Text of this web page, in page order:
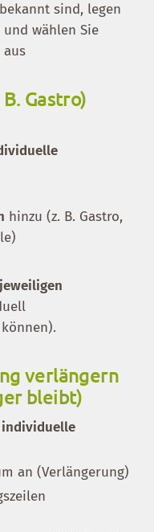
sind, legen
und wählen Sie
aus
Gastro)
hinzu (z. B. Gastro,
verlängern
bleibt)
individuelle
an (Verlängerung)